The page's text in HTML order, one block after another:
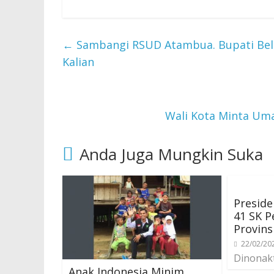
← Sambangi RSUD Atambua. Bupati
Kalian
Wali Kota Minta
Anda Juga Mungkin Suka
41 SK
22/02/